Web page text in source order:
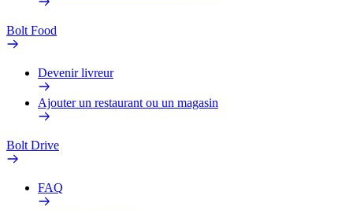
Bolt Food
Devenir livreur
Ajouter un restaurant ou un magasin
Bolt Drive
FAQ